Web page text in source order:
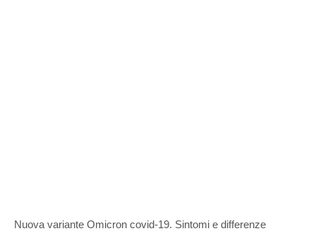
Nuova variante Omicron covid-19. Sintomi e differenze